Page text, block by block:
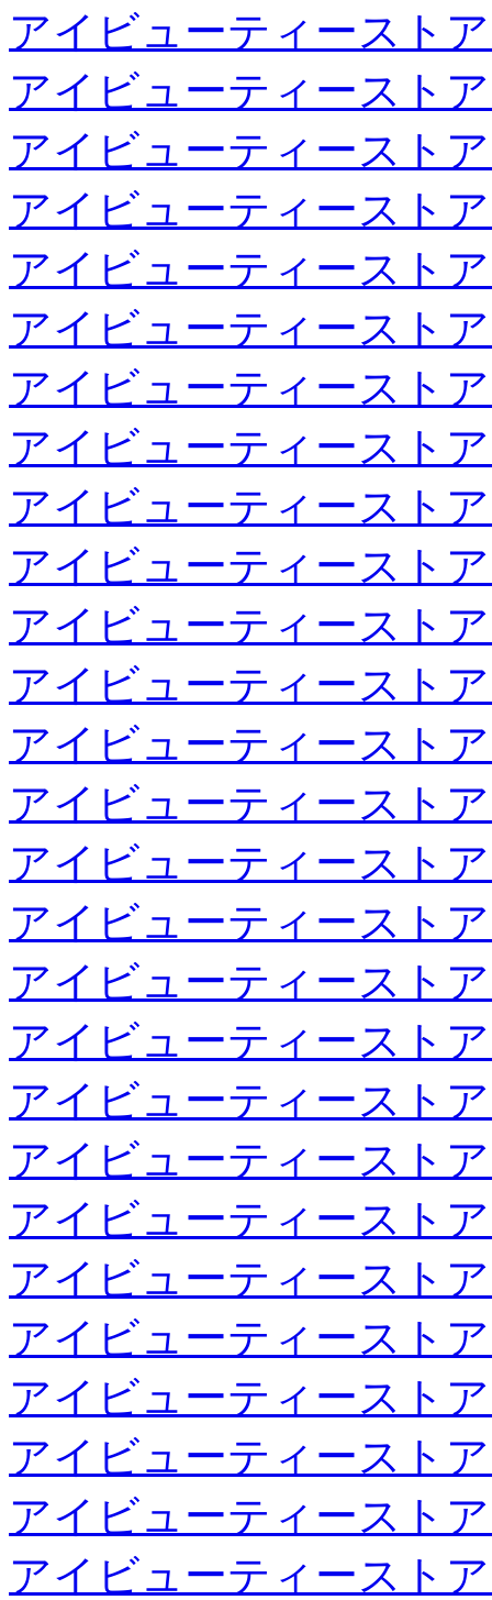
アイビューティースト
アイビューティースト
アイビューティースト
アイビューティースト
アイビューティースト
アイビューティースト
アイビューティースト
アイビューティースト
アイビューティースト
アイビューティースト
アイビューティースト
アイビューティースト
アイビューティースト
アイビューティースト
アイビューティースト
アイビューティースト
アイビューティースト
アイビューティースト
アイビューティースト
アイビューティースト
アイビューティースト
アイビューティースト
アイビューティースト
アイビューティースト
アイビューティースト
アイビューティースト
アイビューティースト